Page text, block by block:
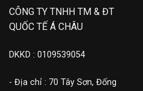
CÔNG TY TNHH TM & ĐT
QUỐC TẾ Á CHÂU
DKKD : 0109539054
- Địa chỉ : 70 Tây Sơn, Đống